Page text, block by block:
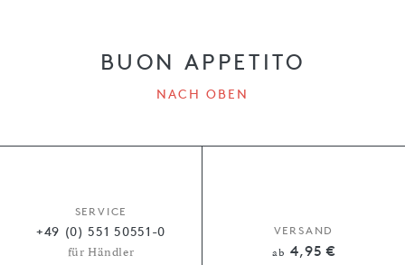
BUON APPETITO
NACH OBEN
SERVICE
+49 (0) 551 50551-0
für Händler
VERSAND
ab 4,95 €